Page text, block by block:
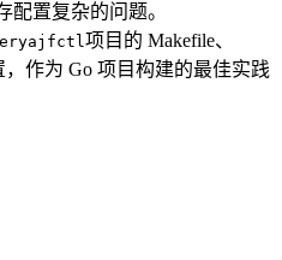
配置复杂的问题。
eryajfctl项目的 Makefile、
，作为 Go 项目构建的最佳实践